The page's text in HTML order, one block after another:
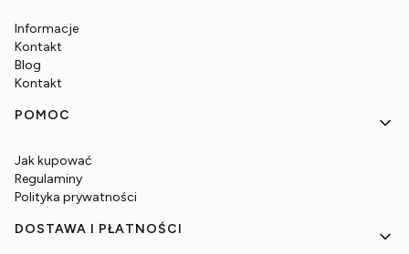
Informacje
Kontakt
Blog
Kontakt
POMOC
Jak kupować
Regulaminy
Polityka prywatności
DOSTAWA I PŁATNOŚCI